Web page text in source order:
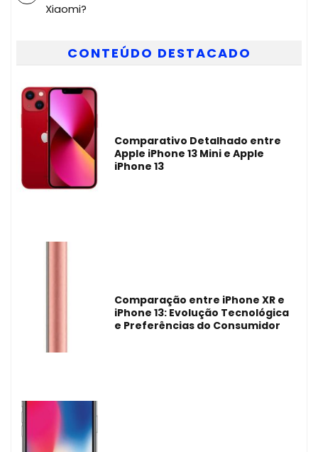
Xiaomi?
CONTEÚDO DESTACADO
Comparativo Detalhado entre
Apple iPhone 13 Mini e Apple
iPhone 13
Comparação entre iPhone XR e
iPhone 13: Evolução Tecnológica
e Preferências do Consumidor